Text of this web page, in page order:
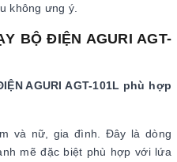
không ưng ý.
BỘ ĐIỆN AGURI AGT-
AGURI AGT-101L phù hợp
và nữ, gia đình. Đây là dòng
mẽ đặc biệt phù hợp với lứa